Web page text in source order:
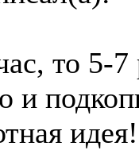
то 5-7
и
идея!